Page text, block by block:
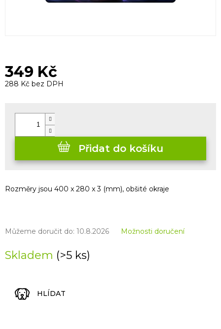
349 Kč
288 Kč bez DPH
Skladem (>5 ks)
Můžeme doručit do: 10.8.2026 Možnosti doručení
Přidat do košíku
Rozměry jsou 400 x 280 x 3 (mm), obšité okraje
HLÍDAT